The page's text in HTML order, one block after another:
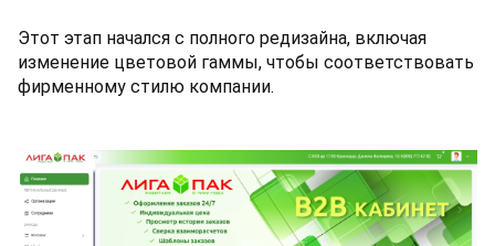
Этот этап начался с полного редизайна, включая
изменение цветовой гаммы, чтобы соответствовать
фирменному стилю компании.